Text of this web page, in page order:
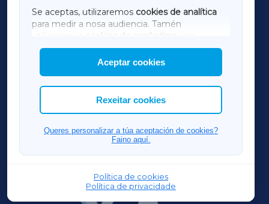
Se aceptas, utilizaremos cookies de analítica
para medir a nosa audiencia. Tamén
utilizaremos
cookies de marketing
mostrar publicidade de terceiros.
Así mesmo, podes personalizar a elección das
cookies que desexas permitir.
Aceptar cookies
Rexeitar cookies
Queres personalizar a túa aceptación de cookies?
Faino aquí.
Política de cookies
Política de privacidade
AMARIÑAXA
RIBEIRASACRAXA
ACORUÑAXA
FERROLXA
OURENSEXA